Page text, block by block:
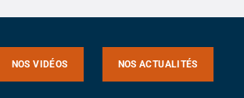
NOS VIDÉOS NOS ACTUALITÉS